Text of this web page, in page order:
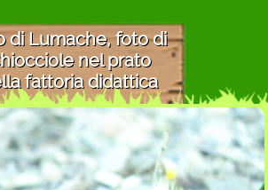
di Lumache, foto di
nel prato
fattoria didattica